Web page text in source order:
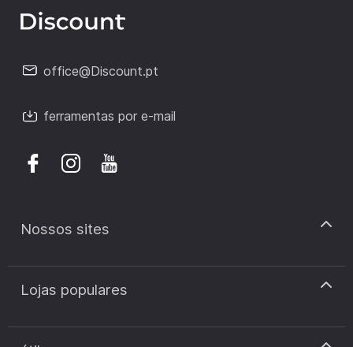
office@Discount.pt
ferramentas por e-mail
Nossos sites
discount.pt
discount.sk
Lojas populares
Cupão de desconto Zooplus